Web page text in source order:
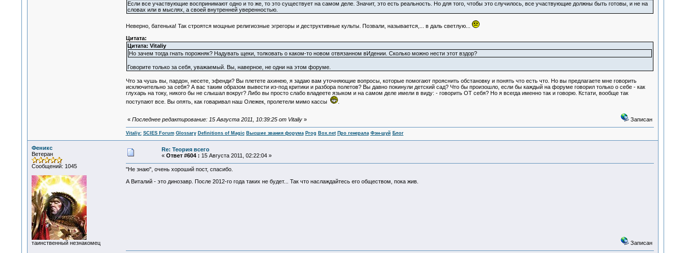
Если все участвующие воспринимают одно и то же, то это существует на самом деле. Значит, это есть реальность. Но для того, чтобы это случилось, все участвующие должны быть готовы, и не на
словах или в мыслях, а своей внутренней уверенностью.
Неверно, батенька! Так строятся мощные религиозные эгрегоры и деструктивные культы. Позвали, называется,... в даль светлую...
Цитата:
Цитата: Vitaliy
Но зачем тогда гнать порожняк? Надувать щеки, толковать о каком-то новом отвязанном вИдении. Сколько можно нести этот вздор?
Говорите только за себя, уважаемый. Вы, наверное, не одни на этом форуме.
Что за чушь вы, пардон, несете, эфенди? Вы плетете ахинею, я задаю вам уточняющие вопросы, которые помогают прояснить обстановку и понять что есть что. Но вы предлагаете мне говорить
исключительно за себя? А вас таким образом вывести из-под критики и разбора полетов? Вы давно покинули детский сад? Что бы произошло, если бы каждый на форуме говорил только о себе - как
глухарь на току, никого бы не слышал вокруг? Либо вы просто слабо владеете языком и на самом деле имели в виду: - говорить ОТ себя? Но я всегда именно так и говорю. Кстати, вообще так
поступают все. Вы опять, как говаривал наш Олежек, пролетели мимо кассы
.
« Последнее редактирование: 15 Августа 2011, 10:39:25 от Vitaliy» Записан
Vitaliy: SCIES Forum Glossary Definitions of Magic Высшие звания форума Prog Box.net Про генерала Фэн-шуй Блог
Феникс
Ветеран
Сообщений: 1045
таинственный незнакомец
Re: Теория всего
« Ответ #604 : 15 Августа 2011, 02:22:04 »
"Не знаю", очень хороший пост, спасибо.
А Виталий - это динозавр. После 2012-го года таких не будет... Так что наслаждайтесь его обществом, пока жив.
Записан